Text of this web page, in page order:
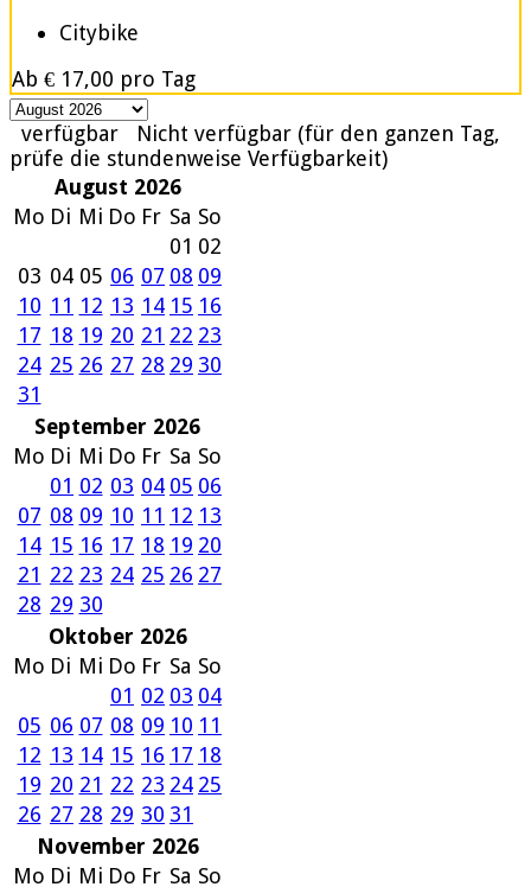
Citybike
Ab € 17,00 pro Tag
verfügbar
Nicht verfügbar (für den ganzen Tag,
prüfe die stundenweise Verfügbarkeit)
August 2026
Mo Di Mi Do Fr Sa So
01 02
03 04 05 06 07 08 09
10 11 12 13 14 15 16
17 18 19 20 21 22 23
24 25 26 27 28 29 30
31
September 2026
Mo Di Mi Do Fr Sa So
01 02 03 04 05 06
07 08 09 10 11 12 13
14 15 16 17 18 19 20
21 22 23 24 25 26 27
28 29 30
Oktober 2026
Mo Di Mi Do Fr Sa So
01 02 03 04
05 06 07 08 09 10 11
12 13 14 15 16 17 18
19 20 21 22 23 24 25
26 27 28 29 30 31
November 2026
Mo Di Mi Do Fr Sa So